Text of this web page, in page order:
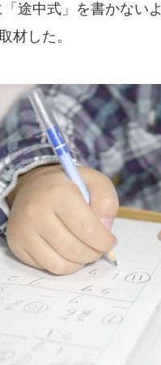
途中式」を書かない
材した。